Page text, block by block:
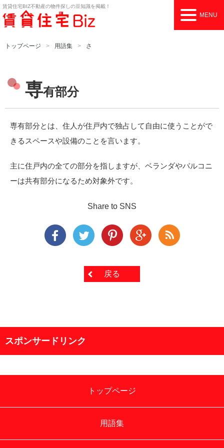
賃貸住宅BIZ不動産の物件探しの豆知識を掲載！
MENU
トップページ 用語集 さ
専有部分
専有部分とは、住人が住戸内で独占して自由に使うことがで
きるスペースや設備のことを言います。
主に住戸内の全ての部分を指しますが、ベランダやバルコニ
ーは共有部分になるため対象外です。
Share to SNS
戻る
スポンサードリンク
トップページ
用語集